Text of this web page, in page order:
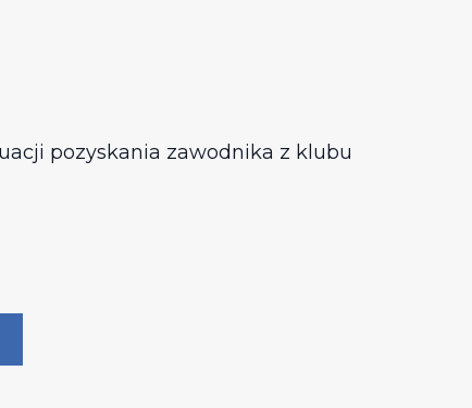
pozyskania zawodnika z klubu